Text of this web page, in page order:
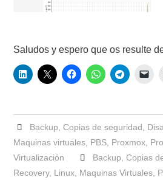
Saludos y espero que os resulte
Backup Copias de seguridad
Maquinas virtuales PBS Proxmox
Virtualización
Backup Copias
Recovery, Linux Maquinas Virtuales